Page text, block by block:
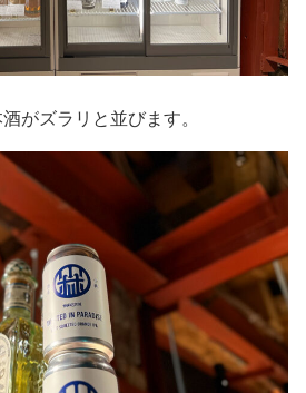
がズラリと並びます。